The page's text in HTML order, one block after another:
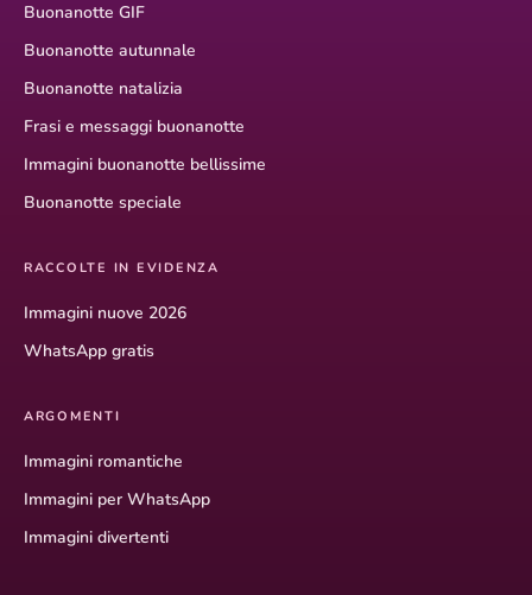
Buonanotte GIF
Buonanotte autunnale
Buonanotte natalizia
Frasi e messaggi buonanotte
Immagini buonanotte bellissime
Buonanotte speciale
RACCOLTE IN EVIDENZA
Immagini nuove 2026
WhatsApp gratis
ARGOMENTI
Immagini romantiche
Immagini per WhatsApp
Immagini divertenti